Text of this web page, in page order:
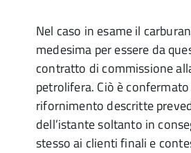
Nel caso in esame il
medesima per essere da
contratto di commissione
petrolifera. Ciò è
rifornimento descritte
dell’istante soltanto in
stesso ai clienti finali e